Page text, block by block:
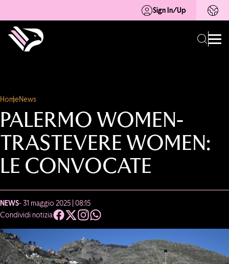
Sign In/Up
HomeNews
PALERMO WOMEN-
TRASTEVERE WOMEN:
LE CONVOCATE
NEWS- 31 maggio 2025 | 08:15
Condividi notizia